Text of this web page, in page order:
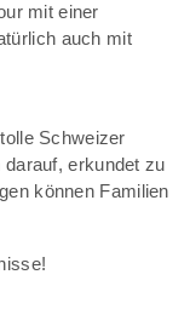
mit einer
auch mit
Schweizer
erkundet zu
können Familien